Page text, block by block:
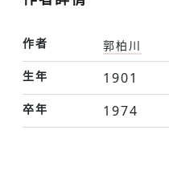
作者
郭柏川
生年
1901
卒年 1974